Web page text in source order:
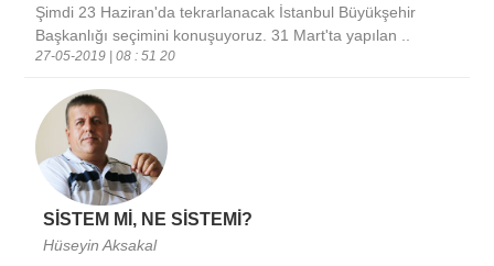
Şimdi 23 Haziran'da tekrarlanacak İstanbul Büyükşehir
Başkanlığı seçimini konuşuyoruz. 31 Mart'ta yapılan ..
27-05-2019 | 08 : 51 20
SİSTEM Mİ, NE SİSTEMİ?
Hüseyin Aksakal